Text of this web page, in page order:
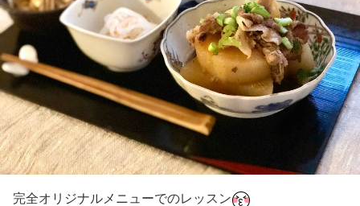
完全オリジナルメニューでのレッスン